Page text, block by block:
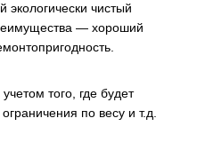
экологически чистый
— хороший
того, где будет
по весу и т.д.